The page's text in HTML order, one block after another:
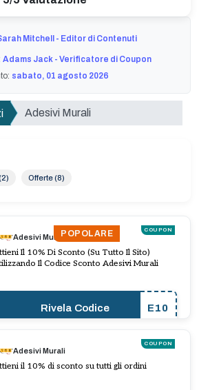
Mitchell - Editor di Contenuti
Adams Jack - Verificatore di Coupon
sabato, 01 agosto 2026
Adesivi Murali
Offerte (8)
POPOLARE COUPON
Adesivi Murali
Il 10% Di Sconto (Su Tutto Il Sito)
Il Codice Sconto Adesivi Murali
Rivela Codice E10
COUPON
Adesivi Murali
il 10% di sconto su tutti gli ordini